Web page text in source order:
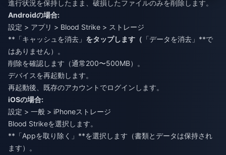
進行状況を保持したまま、破損したファイルのみを削除します。
Androidの場合:
設定 > アプリ > Blood Strike > ストレージ
**「キャッシュを消去」 をタップします（ 「データを消去」**で
はありません）。
削除を確認します（通常200〜500MB）。
デバイスを再起動します。
再起動後、既存のアカウントでログインします。
iOSの場合:
設定 > 一般 > iPhoneストレージ
Blood Strikeを選択します。
**「Appを取り除く」**を選択します（書類とデータは保持され
ます）。